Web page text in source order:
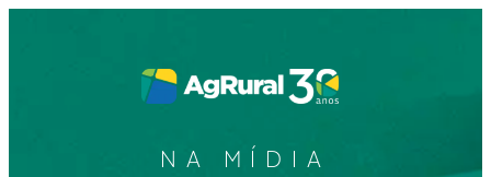
NA MÍDIA